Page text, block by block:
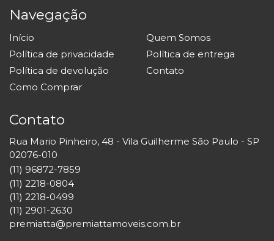
Navegação
Início
Quem Somos
Política de privacidade
Política de entrega
Política de devolução
Contato
Como Comprar
Contato
Rua Mario Pinheiro, 48 - Vila Guilherme São Paulo - SP
02076-010
(11) 96872-7859
(11) 2218-0804
(11) 2218-0499
(11) 2901-2630
premiatta@premiattamoveis.com.br